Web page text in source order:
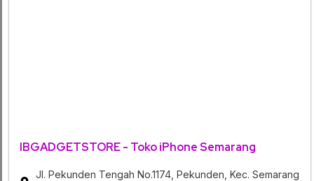
IBGADGETSTORE - Toko iPhone Semarang
Jl. Pekunden Tengah No.1174, Pekunden, Kec. Semarang